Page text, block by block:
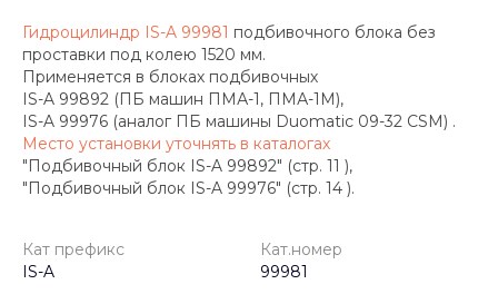
Гидроцилиндр IS-A 99981 подбивочного блока без
проставки под колею 1520 мм.
Применяется в блоках подбивочных
IS-A 99892 (ПБ машин ПМА-1, ПМА-1М),
IS-A 99976 (аналог ПБ машины Duomatic 09-32 CSM) .
Место установки уточнять в каталогах
"Подбивочный блок IS-A 99892" (стр. 11 ),
"Подбивочный блок IS-A 99976" (стр. 14 ).
Кат префикс
IS-A
Кат.номер
99981